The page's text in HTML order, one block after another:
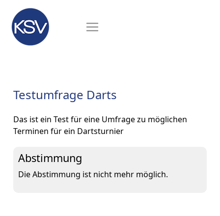
Testumfrage Darts
Das ist ein Test für eine Umfrage zu möglichen
Terminen für ein Dartsturnier
Abstimmung
Die Abstimmung ist nicht mehr möglich.